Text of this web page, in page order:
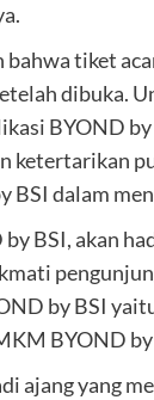
bahwa tiket
dibuka.
BYOND
ketertarikan
BSI dalam
BSI, akan
by BSI
BYOND by
ajang yang